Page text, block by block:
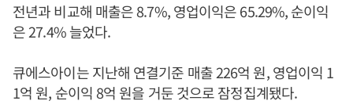
전년과 비교해 매출은 8.7%, 영업이익은 65.29%, 순이익
은 27.4% 늘었다.
큐에스아이는 지난해 연결기준 매출 226억 원, 영업이익 1
1억 원, 순이익 8억 원을 거둔 것으로 잠정집계됐다.